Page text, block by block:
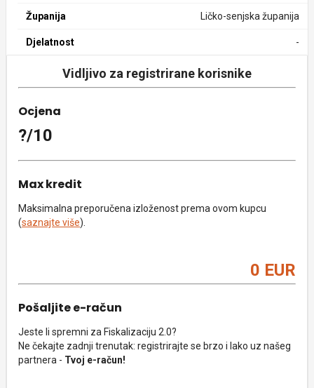
Županija Ličko-senjska županija
Djelatnost -
Vidljivo za registrirane korisnike
Ocjena
?/10
Max kredit
Maksimalna preporučena izloženost prema ovom kupcu
(saznajte više).
0 EUR
Pošaljite e-račun
Jeste li spremni za Fiskalizaciju 2.0?
Ne čekajte zadnji trenutak: registrirajte se brzo i lako uz našeg
partnera - Tvoj e-račun!